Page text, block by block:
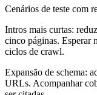
Cenários de teste com
Intros mais curtas:
cinco páginas. Esperar
ciclos de crawl.
Expansão de schema:
URLs. Acompanhar